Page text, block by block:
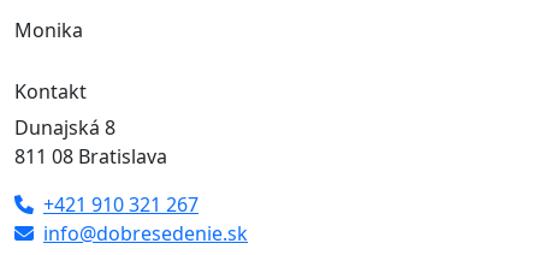
Monika
Kontakt
Dunajská 8
811 08 Bratislava
+421 910 321 267
info@dobresedenie.sk